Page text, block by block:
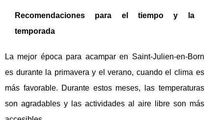
Recomendaciones para el tiempo y la
temporada
La mejor época para acampar en Saint-Julien-en-Born
es durante la primavera y el verano, cuando el clima es
más favorable. Durante estos meses, las temperaturas
son agradables y las actividades al aire libre son más